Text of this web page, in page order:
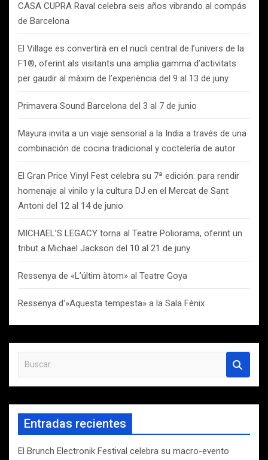
CASA CUPRA Raval celebra seis años vibrando al compás
de Barcelona
El Village es convertirà en el nucli central de l’univers de la
F1®, oferint als visitants una amplia gamma d’activitats
per gaudir al màxim de l’experiència del 9 al 13 de juny.
Primavera Sound Barcelona del 3 al 7 de junio
Mayura invita a un viaje sensorial a la India a través de una
combinación de cocina tradicional y coctelería de autor
El Gran Price Vinyl Fest celebra su 7ª edición: para rendir
homenaje al vinilo y la cultura DJ en el Mercat de Sant
Antoni del 12 al 14 de junio
MICHAEL’S LEGACY torna al Teatre Poliorama, oferint un
tribut a Michael Jackson del 10 al 21 de juny
Ressenya de «L’últim àtom» al Teatre Goya
Ressenya d'»Aquesta tempesta» a la Sala Fènix
s
c
r
Entradas recientes
El Brunch Electronik Festival celebra su macro-evento